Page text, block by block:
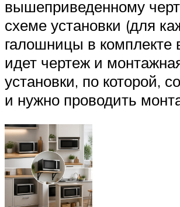
вышеприведенному
схеме установки (для
галошницы в комплекте
идет чертеж и
установки, по которой,
и нужно проводить